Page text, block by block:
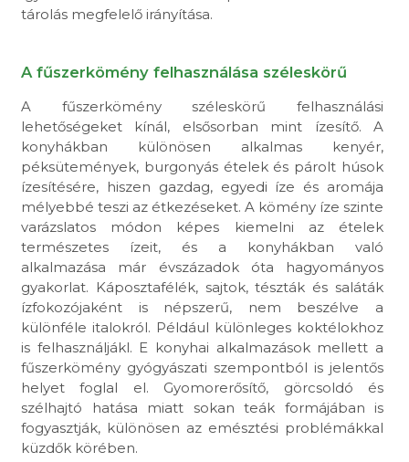
tárolás megfelelő irányítása.
A fűszerkömény felhasználása széleskörű
A fűszerkömény széleskörű felhasználási
lehetőségeket kínál, elsősorban mint ízesítő. A
konyhákban különösen alkalmas kenyér,
péksütemények, burgonyás ételek és párolt húsok
ízesítésére, hiszen gazdag, egyedi íze és aromája
mélyebbé teszi az étkezéseket. A kömény íze szinte
varázslatos módon képes kiemelni az ételek
természetes ízeit, és a konyhákban való
alkalmazása már évszázadok óta hagyományos
gyakorlat. Káposztafélék, sajtok, tészták és saláták
ízfokozójaként is népszerű, nem beszélve a
különféle italokról. Például különleges koktélokhoz
is felhasználjákl. E konyhai alkalmazások mellett a
fűszerkömény gyógyászati szempontból is jelentős
helyet foglal el. Gyomorerősítő, görcsoldó és
szélhajtó hatása miatt sokan teák formájában is
fogyasztják, különösen az emésztési problémákkal
küzdők körében.